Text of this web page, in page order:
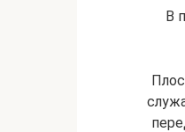
В